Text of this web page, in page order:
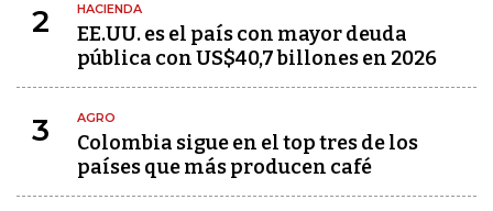
2 HACIENDA
EE.UU. es el país con mayor deuda
pública con US$40,7 billones en 2026
3 AGRO
Colombia sigue en el top tres de los
países que más producen café